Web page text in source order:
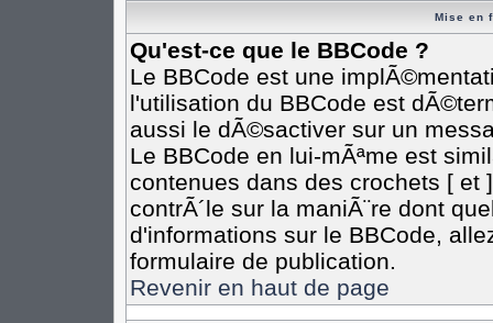
Mise en
Qu'est-ce que le BBCode ?
Le BBCode est une
l'utilisation du BBCode est
aussi le dÃ©sactiver sur un
Le BBCode en lui-mÃªme est
contenues dans des crochets [
contrÃ´le sur la maniÃ¨re dont
d'informations sur le BBCode,
formulaire de publication.
Revenir en haut de page